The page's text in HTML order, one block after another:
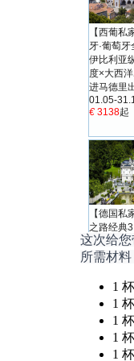
这次给您
所需材料
1
1
1
1
1